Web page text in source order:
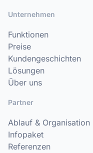
Unternehmen
Funktionen
Preise
Kundengeschichten
Lösungen
Über uns
Partner
Ablauf & Organisation
Infopaket
Referenzen